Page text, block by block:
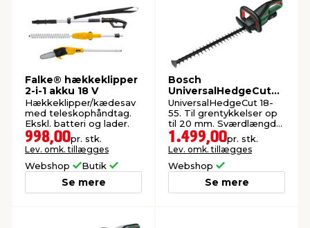
Falke® hækkeklipper
2-i-1 akku 18 V
Hækkeklipper/kædesav
med teleskophåndtag.
Ekskl. batteri og lader.
998,00pr. stk.
Lev. omk. tillægges
Webshop Butik
Se mere
Bosch
UniversalHedgeCut
18-55 hækkeklipper 2
x 18 V
UniversalHedgeCut 18-
55. Til grentykkelser op
til 20 mm. Sværdlængde:
55 cm.
1.499,00pr. stk.
Lev. omk. tillægges
Webshop
Se mere